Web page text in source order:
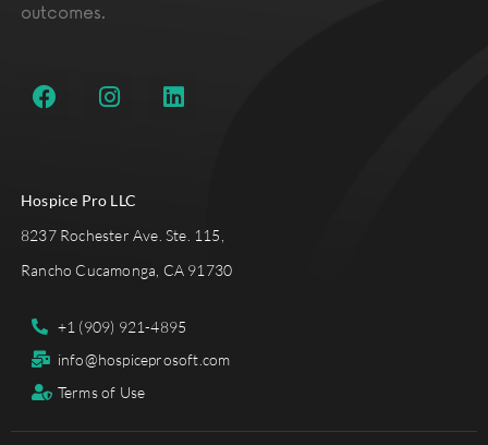
outcomes.
Hospice Pro LLC
8237 Rochester Ave. Ste. 115,
Rancho Cucamonga, CA 91730
+1 (909) 921-4895
info@hospiceprosoft.com
Terms of Use